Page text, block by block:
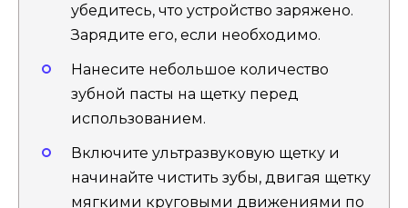
убедитесь, что устройство заряжено.
Зарядите его, если необходимо.
Нанесите небольшое количество
зубной пасты на щетку перед
использованием.
Включите ультразвуковую щетку и
начинайте чистить зубы, двигая щетку
мягкими круговыми движениями по